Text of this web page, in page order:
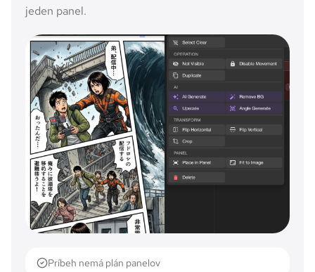
jeden panel.
Príbeh nemá plán panelov